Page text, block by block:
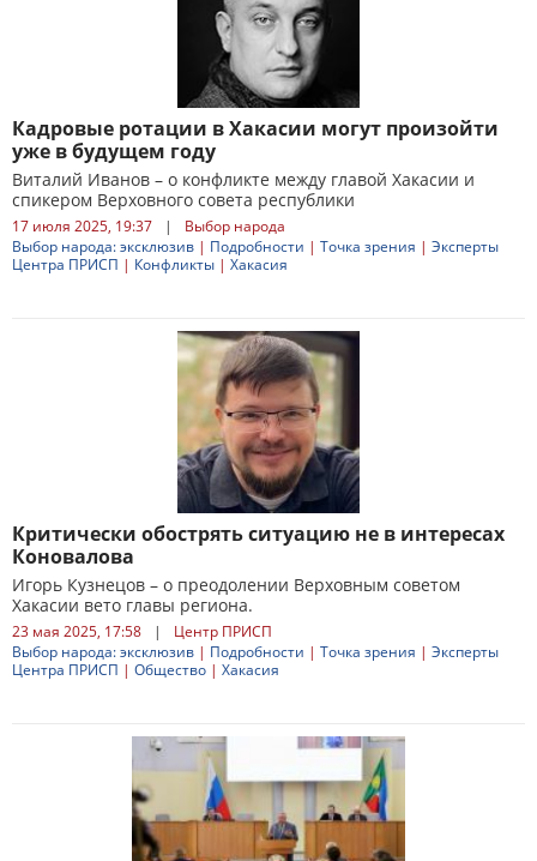
Кадровые ротации в Хакасии могут произойти
уже в будущем году
Виталий Иванов – о конфликте между главой Хакасии и
спикером Верховного совета республики
17 июля 2025, 19:37 |
Выбор народа
Выбор народа: эксклюзив | Подробности | Точка зрения | Эксперты
Центра ПРИСП | Конфликты | Хакасия
Критически обострять ситуацию не в интересах
Коновалова
Игорь Кузнецов – о преодолении Верховным советом
Хакасии вето главы региона.
23 мая 2025, 17:58 |
Центр ПРИСП
Выбор народа: эксклюзив | Подробности | Точка зрения | Эксперты
Центра ПРИСП | Общество | Хакасия